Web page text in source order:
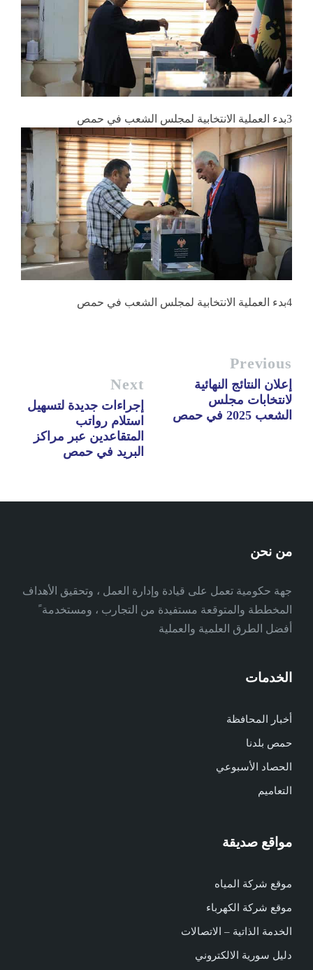
3بدء العملية الانتخابية لمجلس الشعب في حمص
4بدء العملية الانتخابية لمجلس الشعب في حمص
Previous
إعلان النتائج النهائية
لانتخابات مجلس
الشعب 2025 في حمص
Next
إجراءات جديدة لتسهيل
استلام رواتب
المتقاعدين عبر مراكز
البريد في حمص
من نحن
جهة حكومية تعمل على قيادة وإدارة العمل ، وتحقيق الأهداف
المخططة والمتوقعة مستفيدة من التجارب ، ومستخدمة ً
أفضل الطرق العلمية والعملية
الخدمات
أخبار المحافظة
حمص بلدنا
الحصاد الأسبوعي
التعاميم
مواقع صديقة
موقع شركة المياه
موقع شركة الكهرباء
الخدمة الذاتية – الاتصالات
دليل سورية الالكتروني